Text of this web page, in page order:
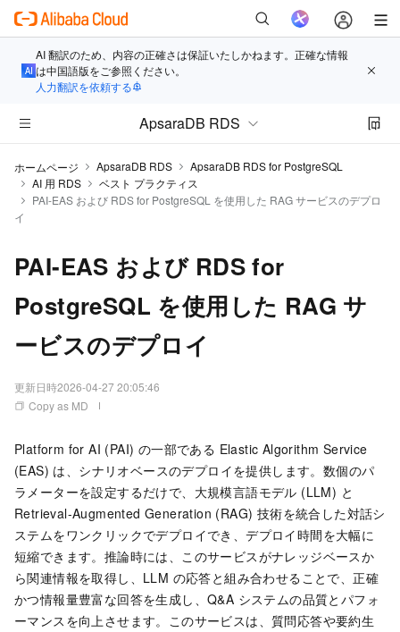
AI 翻訳のため、内容の正確さは保証いたしかねます。正確な情報
は中国語版をご参照ください。
人力翻訳を依頼する
ApsaraDB RDS
ホームページ ApsaraDB RDS
ApsaraDB RDS for PostgreSQL
AI 用 RDS
ベスト プラクティス
PAI-EAS および RDS for PostgreSQL を使用した RAG サービスのデプロ
イ
PAI-EAS および RDS for
PostgreSQL を使用した RAG サ
ービスのデプロイ
更新日時2026-04-27 20:05:46
Copy as MD
Platform for AI (PAI) の一部である Elastic Algorithm Service
(EAS) は、シナリオベースのデプロイを提供します。数個のパ
ラメーターを設定するだけで、大規模言語モデル (LLM) と
Retrieval-Augmented Generation (RAG) 技術を統合した対話シ
ステムをワンクリックでデプロイでき、デプロイ時間を大幅に
短縮できます。推論時には、このサービスがナレッジベースか
ら関連情報を取得し、LLM の応答と組み合わせることで、正確
かつ情報量豊富な回答を生成し、Q&A システムの品質とパフォ
ーマンスを向上させます。このサービスは、質問応答や要約生